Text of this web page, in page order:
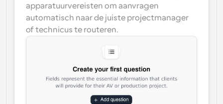
Webhooks
Ontvang een melding wanneer er iets gebeurt
apparatuurvereisten om aanvragen
automatisch naar de juiste projectmanager
of technicus te routeren.